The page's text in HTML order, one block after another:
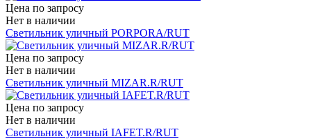
Цена по запросу
Нет в наличии
Светильник уличный PORPORA/RUT
Цена по запросу
Нет в наличии
Светильник уличный MIZAR.R/RUT
Цена по запросу
Нет в наличии
Светильник уличный IAFET.R/RUT